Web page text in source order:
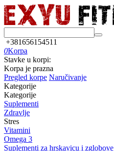
+381656154511
0Korpa
Stavke u korpi:
Korpa je prazna
Pregled korpe Naručivanje
Kategorije
Kategorije
Suplementi
Zdravlje
Stres
Vitamini
Omega 3
Suplementi za hrskavicu i zglobove